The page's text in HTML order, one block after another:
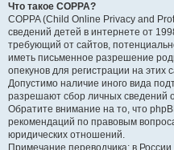
Что такое COPPA?
COPPA (Child Online Privacy and
сведений детей в интернете от
требующий от сайтов,
иметь письменное разрешение
опекунов для регистрации на
Допустимо наличие иного вида
разрешают сбор личных сведений
Обратите внимание на то, что
рекомендаций по правовым
юридических отношений.
Примечание переводчика: в